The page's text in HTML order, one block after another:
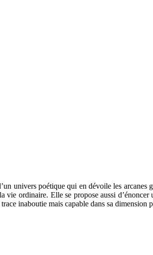
univers poétique qui en dévoile les arcanes
vie ordinaire. Elle se propose aussi
inaboutie mais capable dans sa